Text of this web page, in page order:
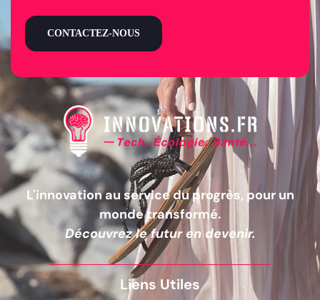
L'innovation au service du progrès, pour un
monde transformé.
Découvrez le futur en devenir.
Liens Utiles
CONTACTEZ-NOUS